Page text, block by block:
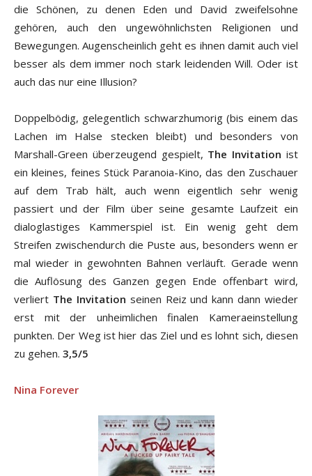
die Schönen, zu denen Eden und David zweifelsohne
gehören, auch den ungewöhnlichsten Religionen und
Bewegungen. Augenscheinlich geht es ihnen damit auch viel
besser als dem immer noch stark leidenden Will. Oder ist
auch das nur eine Illusion?
Doppelbödig, gelegentlich schwarzhumorig (bis einem das
Lachen im Halse stecken bleibt) und besonders von
Marshall-Green überzeugend gespielt, The Invitation ist
ein kleines, feines Stück Paranoia-Kino, das den Zuschauer
auf dem Trab hält, auch wenn eigentlich sehr wenig
passiert und der Film über seine gesamte Laufzeit ein
dialoglastiges Kammerspiel ist. Ein wenig geht dem
Streifen zwischendurch die Puste aus, besonders wenn er
mal wieder in gewohnten Bahnen verläuft. Gerade wenn
die Auflösung des Ganzen gegen Ende offenbart wird,
verliert The Invitation seinen Reiz und kann dann wieder
erst mit der unheimlichen finalen Kameraeinstellung
punkten. Der Weg ist hier das Ziel und es lohnt sich, diesen
zu gehen. 3,5/5
Nina Forever